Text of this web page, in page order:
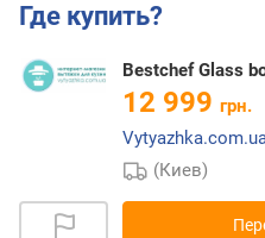
Где купить?
Bestchef Glass
12 999 грн.
(Киев)